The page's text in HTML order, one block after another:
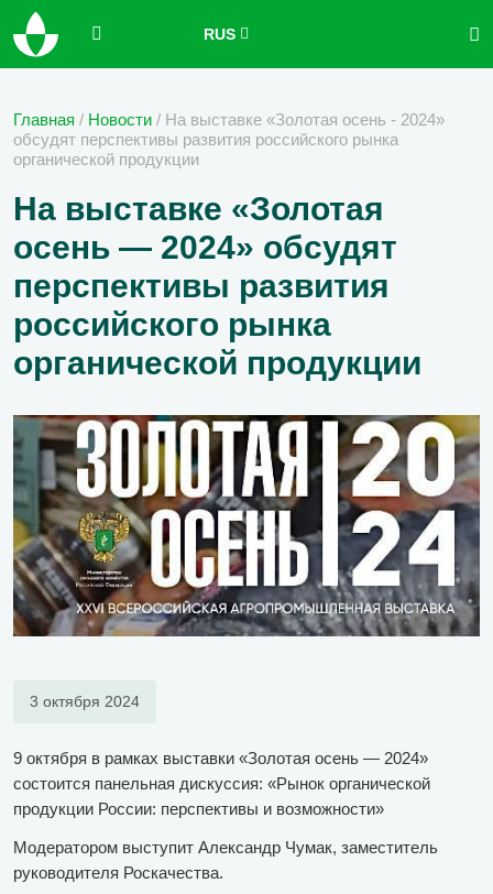
RUS
Главная / Новости / На выставке «Золотая осень - 2024»
обсудят перспективы развития российского рынка
органической продукции
На выставке «Золотая
осень — 2024» обсудят
перспективы развития
российского рынка
органической продукции
3 октября 2024
9 октября в рамках выставки «Золотая осень — 2024»
состоится панельная дискуссия: «Рынок органической
продукции России: перспективы и возможности»
Модератором выступит Александр Чумак, заместитель
руководителя Роскачества.